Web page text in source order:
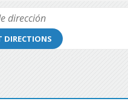
DIRECTIONS